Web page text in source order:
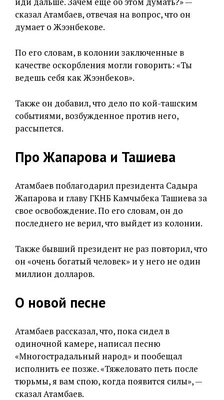
сказал Атамбаев, отвечая на вопрос, что он
думает о Жээнбекове.
По его словам, в колонии заключенные в
качестве оскорбления могли говорить: «Ты
ведешь себя как Жээнбеков».
Также он добавил, что дело по кой-ташским
событиями, возбужденное против него,
рассыпется.
Про Жапарова и Ташиева
Атамбаев поблагодарил президента Садыра
Жапарова и главу ГКНБ Камчыбека Ташиева за
свое освобождение. По его словам, он до
последнего не верил, что выйдет из колонии.
Также бывший президент не раз повторил, что
он «очень богатый человек» и у него не один
миллион долларов.
О новой песне
Атамбаев рассказал, что, пока сидел в
одиночной камере, написал песню
«Многострадальный народ» и пообещал
исполнить ее позже. «Тяжеловато петь после
тюрьмы, я вам спою, когда появится силы», —
сказал Атамбаев.